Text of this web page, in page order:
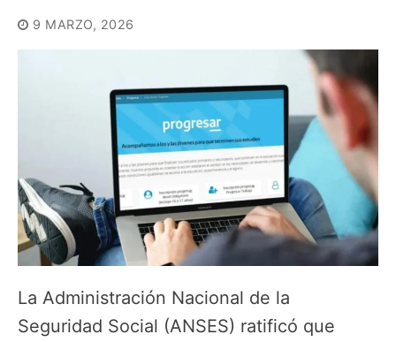
9 MARZO, 2026
La Administración Nacional de la
Seguridad Social (ANSES) ratificó que